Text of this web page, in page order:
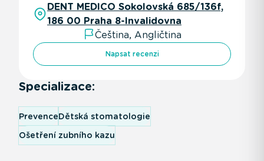
DENT MEDICO Sokolovská 685/136f,
186 00 Praha 8-Invalidovna
Čeština, Angličtina
Napsat recenzi
Specializace:
PrevenceDětská stomatologie
Ošetření zubního kazu